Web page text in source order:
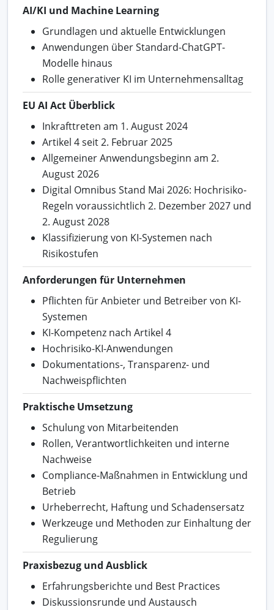
AI/KI und Machine Learning
Grundlagen und aktuelle Entwicklungen
Anwendungen über Standard-ChatGPT-
Modelle hinaus
Rolle generativer KI im Unternehmensalltag
EU AI Act Überblick
Inkrafttreten am 1. August 2024
Artikel 4 seit 2. Februar 2025
Allgemeiner Anwendungsbeginn am 2.
August 2026
Digital Omnibus Stand Mai 2026: Hochrisiko-
Regeln voraussichtlich 2. Dezember 2027 und
2. August 2028
Klassifizierung von KI-Systemen nach
Risikostufen
Anforderungen für Unternehmen
Pflichten für Anbieter und Betreiber von KI-
Systemen
KI-Kompetenz nach Artikel 4
Hochrisiko-KI-Anwendungen
Dokumentations-, Transparenz- und
Nachweispflichten
Praktische Umsetzung
Schulung von Mitarbeitenden
Rollen, Verantwortlichkeiten und interne
Nachweise
Compliance-Maßnahmen in Entwicklung und
Betrieb
Urheberrecht, Haftung und Schadensersatz
Werkzeuge und Methoden zur Einhaltung der
Regulierung
Praxisbezug und Ausblick
Erfahrungsberichte und Best Practices
Diskussionsrunde und Austausch